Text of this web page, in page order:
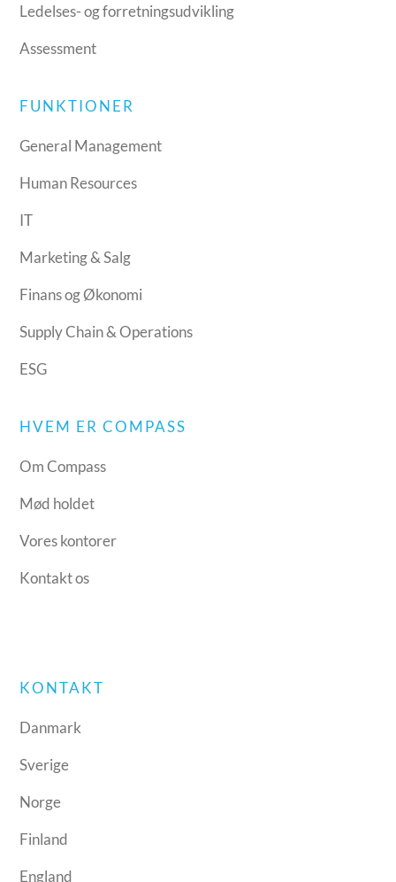
Ledelses- og forretningsudvikling
Assessment
FUNKTIONER
General Management
Human Resources
IT
Marketing & Salg
Finans og Økonomi
Supply Chain & Operations
ESG
HVEM ER COMPASS
Om Compass
Mød holdet
Vores kontorer
Kontakt os
KONTAKT
Danmark
Sverige
Norge
Finland
England